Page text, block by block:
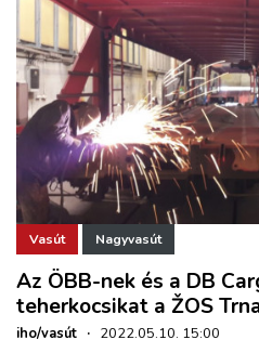
Vasút Nagyvasút
Az ÖBB-nek és a DB
teherkocsikat a ŽOS
iho/vasút · 2022.05.10. 15:00